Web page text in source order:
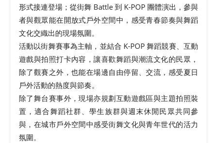
會
展
臺
北
回
饋
場
地
申
形式接連登場；從街舞 Battle 到 K-POP 團體演出，參與
者與觀眾能在開放式戶外空間中，感受青春節奏與舞蹈
文化交織出的現場氛圍。
活動以街舞賽事為主軸，並結合 K-POP 舞蹈競賽、互動
遊戲與拍照打卡內容，讓喜歡舞蹈與潮流文化的民眾，
除了觀賽之外，也能在場邊自由停留、交流，感受夏日
戶外活動的熱度與節奏。
除了舞台賽事外，現場亦規劃互動遊戲區與主題拍照裝
置，適合舞蹈社群、學生族群與週末休閒民眾共同參
與，在城市戶外空間中感受街舞文化與青年世代的活力
氛圍。